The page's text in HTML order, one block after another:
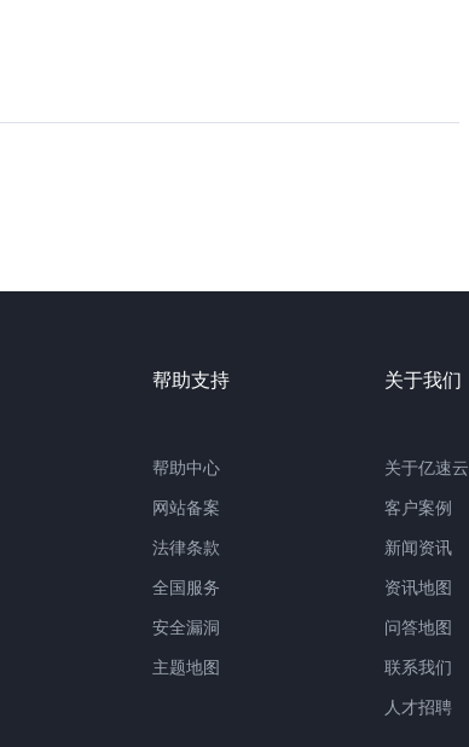
帮助支持
帮助中心
网站备案
法律条款
全国服务
安全漏洞
主题地图
关于我们
关于亿速云
客户案例
新闻资讯
资讯地图
问答地图
联系我们
人才招聘